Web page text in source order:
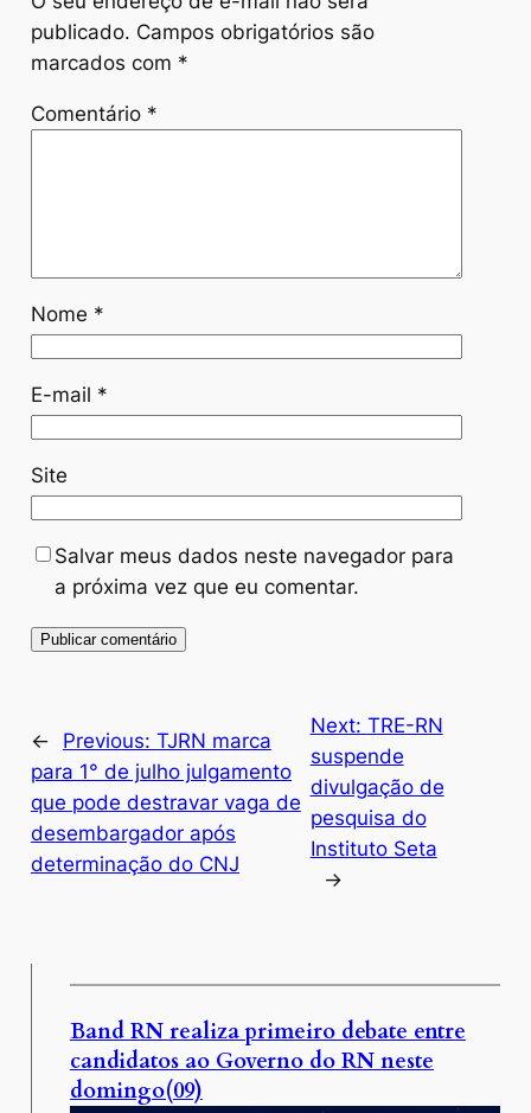
publicado. Campos obrigatórios são
marcados com *
Comentário *
Nome *
E-mail *
Site
Salvar meus dados neste navegador para
a próxima vez que eu comentar.
← Previous: TJRN marca
para 1° de julho julgamento
que pode destravar vaga de
desembargador após
determinação do CNJ
Next: TRE-RN
suspende
divulgação de
pesquisa do
Instituto Seta
→
Band RN realiza primeiro debate entre
candidatos ao Governo do RN neste
domingo(09)